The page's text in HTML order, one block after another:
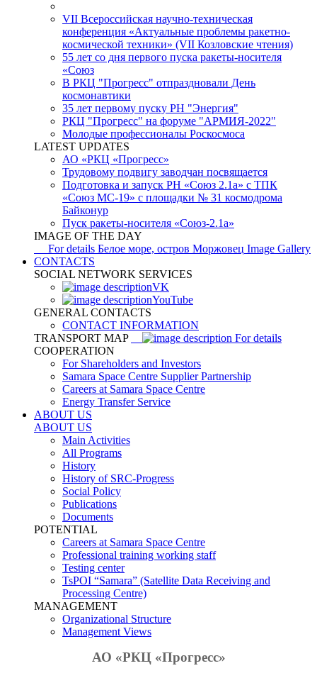
VII Всероссийская научно-техническая
конференция «Актуальные проблемы ракетно-
космической техники» (VII Козловские чтения)
55 лет со дня первого пуска ракеты-носителя
«Союз
В РКЦ "Прогресс" отпраздновали День
космонавтики
35 лет первому пуску РН "Энергия"
РКЦ "Прогресс" на форуме "АРМИЯ-2022"
Молодые профессионалы Роскосмоса
LATEST UPDATES
АО «РКЦ «Прогресс»
Трудовому подвигу заводчан посвящается
Подготовка и запуск РН «Союз 2.1а» с ТПК
«Союз МС-19» с площадки № 31 космодрома
Байконур
Пуск ракеты-носителя «Союз-2.1а»
IMAGE OF THE DAY
For details Белое море, остров Моржовец Image Gallery
CONTACTS
SOCIAL NETWORK SERVICES
VK
YouTube
GENERAL CONTACTS
CONTACT INFORMATION
TRANSPORT MAP
For details
COOPERATION
For Shareholders and Investors
Samara Space Centre Supplier Partnership
Careers at Samara Space Centre
Energy Transfer Service
ABOUT US
ABOUT US
Main Activities
All Programs
History
History of SRC-Progress
Social Policy
Publications
Documents
POTENTIAL
Careers at Samara Space Centre
Professional training working staff
Testing center
TsPOI “Samara” (Satellite Data Receiving and
Processing Centre)
MANAGEMENT
Organizational Structure
Management Views
АО «РКЦ «Прогресс»